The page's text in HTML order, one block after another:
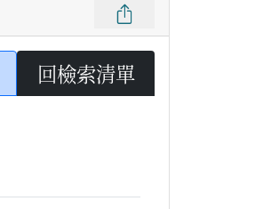
回檢索清單